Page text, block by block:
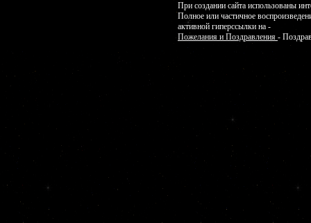
При создании сайта использованы
Полное или частичное
активной гиперссылки на -
Пожелания и Поздравления -